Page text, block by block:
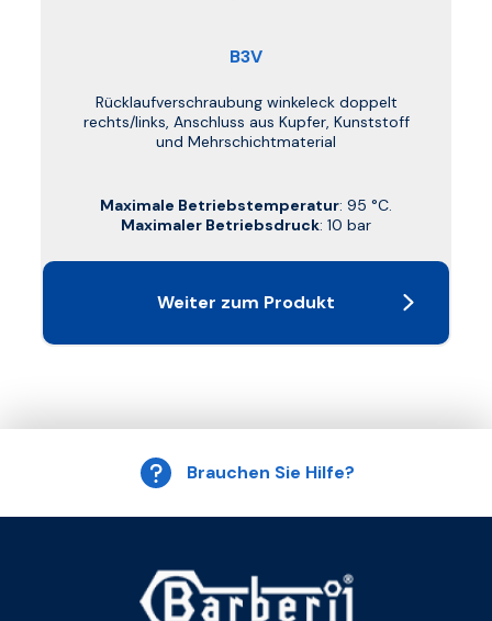
B3V
Rücklaufverschraubung winkeleck doppelt
rechts/links, Anschluss aus Kupfer, Kunststoff
und Mehrschichtmaterial
Maximale Betriebstemperatur: 95 °C.
Maximaler Betriebsdruck: 10 bar
Weiter zum Produkt
Brauchen Sie Hilfe?